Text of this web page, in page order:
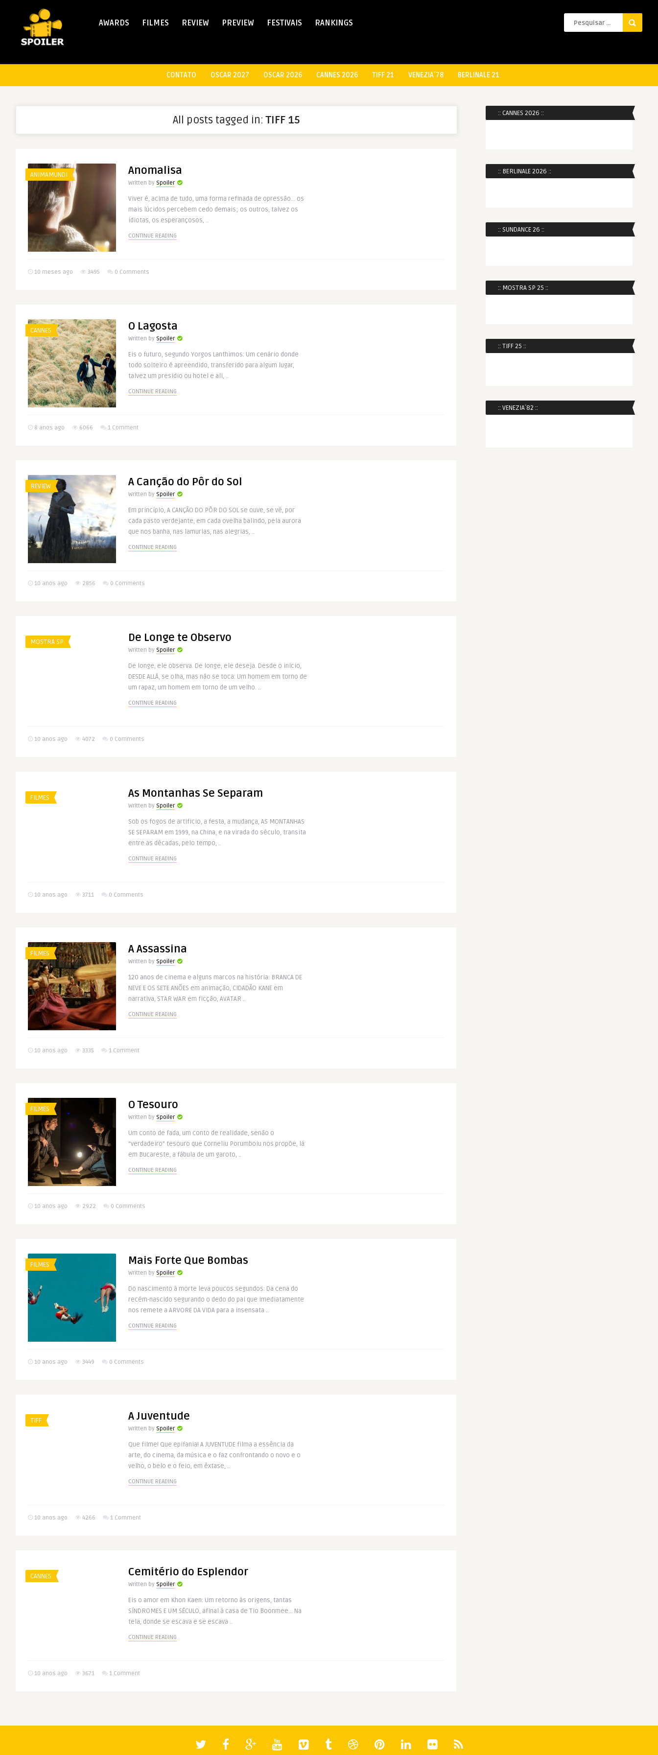
AWARDS FILMES REVIEW PREVIEW FESTIVAIS RANKINGS
CONTATO OSCAR 2027 OSCAR 2026 CANNES 2026 TIFF 21 VENEZIA´78 BERLINALE 21
All posts tagged in:TIFF 15
ANIMAMUNDI Anomalisa
Written by Spoiler
Viver é, acima de tudo, uma forma refinada de opressão… os
mais lúcidos percebem cedo demais; os outros, talvez os
idiotas, os esperançosos, ..
CONTINUE READING
10 meses ago 3495 0 Comments
CANNES O Lagosta
Written by Spoiler
Eis o futuro, segundo Yorgos Lanthimos: Um cenário donde
todo solteiro é apreendido, transferido para algum lugar,
talvez um presidio ou hotel e ali, ..
CONTINUE READING
8 anos ago 6066 1 Comment
REVIEW A Canção do Pôr do Sol
Written by Spoiler
Em princípio, A CANÇÃO DO PÔR DO SOL se ouve, se vê, por
cada pasto verdejante, em cada ovelha balindo, pela aurora
que nos banha, nas lamurias, nas alegrias, ..
CONTINUE READING
10 anos ago 2856 0 Comments
MOSTRA SP De Longe te Observo
Written by Spoiler
De longe, ele observa. De longe, ele deseja. Desde o inicio,
DESDE ALLÁ, se olha, mas não se toca: Um homem em torno de
um rapaz, um homem em torno de um velho. ..
CONTINUE READING
10 anos ago 4072 0 Comments
FILMES As Montanhas Se Separam
Written by Spoiler
Sob os fogos de artificio, a festa, a mudança, AS MONTANHAS
SE SEPARAM em 1999, na China, e na virada do século, transita
entre as décadas, pelo tempo, ..
CONTINUE READING
10 anos ago 3711 0 Comments
FILMES A Assassina
Written by Spoiler
120 anos de cinema e alguns marcos na história: BRANCA DE
NEVE E OS SETE ANÕES em animação, CIDADÃO KANE em
narrativa, STAR WAR em ficção, AVATAR ..
CONTINUE READING
10 anos ago 3335 1 Comment
FILMES O Tesouro
Written by Spoiler
Um conto de fada, um conto de realidade, senão o
“verdadeiro” tesouro que Corneliu Porumboiu nos propõe, lá
em Bucareste, a fábula de um garoto, ..
CONTINUE READING
10 anos ago 2922 0 Comments
FILMES Mais Forte Que Bombas
Written by Spoiler
Do nascimento à morte leva poucos segundos: Da cena do
recém-nascido segurando o dedo do pai que imediatamente
nos remete a ARVORE DA VIDA para a insensata ..
CONTINUE READING
10 anos ago 3449 0 Comments
TIFF A Juventude
Written by Spoiler
Que filme! Que epifania! A JUVENTUDE filma a essência da
arte, do cinema, da música e o faz confrontando o novo e o
velho, o belo e o feio, em êxtase, ..
CONTINUE READING
10 anos ago 4266 1 Comment
CANNES Cemitério do Esplendor
Written by Spoiler
Eis o amor em Khon Kaen: Um retorno às origens, tantas
SÍNDROMES E UM SÉCULO, afinal à casa de Tio Boonmee… Na
tela, donde se escava e se escava ..
CONTINUE READING
10 anos ago 3671 1 Comment
:: CANNES 2026 ::
:: BERLINALE 2026 ::
:: SUNDANCE 26 ::
:: MOSTRA SP 25 ::
:: TIFF 25 ::
:: VENEZIA´82 ::